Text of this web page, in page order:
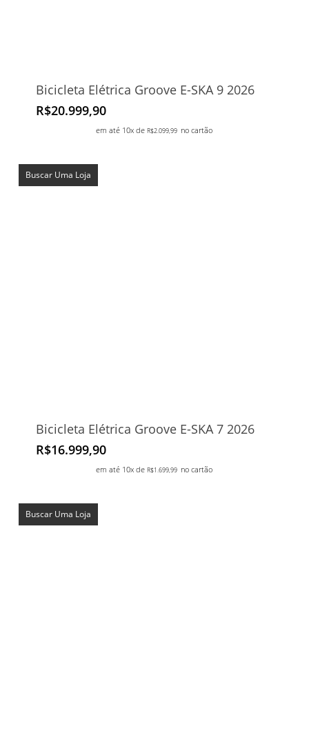
Bicicleta Elétrica Groove E-SKA 9 2026
R$20.999,90
em até 10x deR$2.099,99 no cartão
Buscar Uma Loja
Bicicleta Elétrica Groove E-SKA 7 2026
R$16.999,90
em até 10x deR$1.699,99 no cartão
Buscar Uma Loja